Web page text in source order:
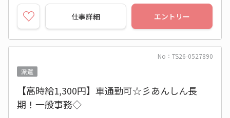
仕事詳細 エントリー
No：TS26-0527890
派遣
【高時給1,300円】車通勤可☆彡あんしん長
期！一般事務◇